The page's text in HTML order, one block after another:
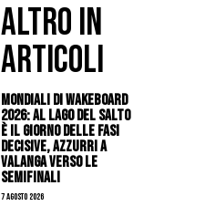
ALTRO IN
ARTICOLI
Mondiali di Wakeboard
2026: al Lago del Salto
è il giorno delle fasi
decisive, azzurri a
valanga verso le
semifinali
7 Agosto 2026